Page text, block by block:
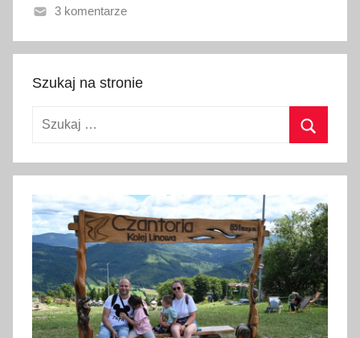
o
2
s
p
i
a
2
1
7
3 komentarze
Szukaj na stronie
Szukaj: